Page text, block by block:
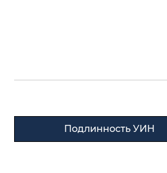
Подлинность УИН